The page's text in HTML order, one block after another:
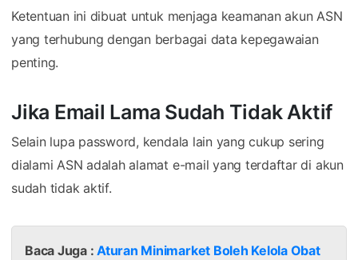
Ketentuan ini dibuat untuk menjaga keamanan akun ASN
yang terhubung dengan berbagai data kepegawaian
penting.
Jika Email Lama Sudah Tidak Aktif
Selain lupa password, kendala lain yang cukup sering
dialami ASN adalah alamat e-mail yang terdaftar di akun
sudah tidak aktif.
Baca Juga :Aturan Minimarket Boleh Kelola Obat